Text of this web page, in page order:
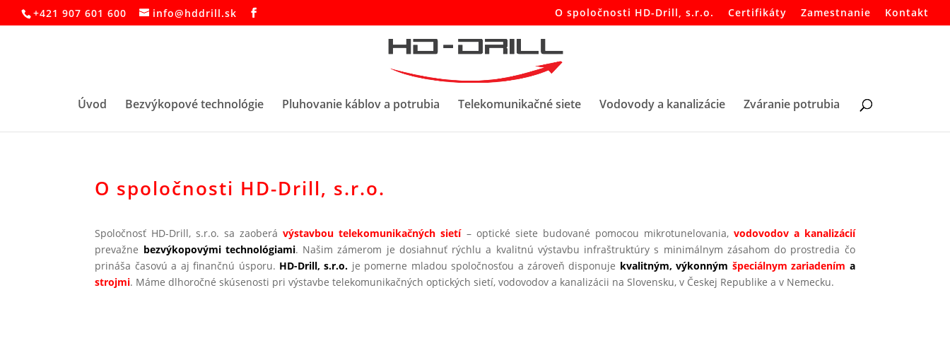
+421 907 601 600 info@hddrill.sk O spoločnosti HD-Drill, s.r.o. Certifikáty Zamestnanie Kontakt
Úvod Bezvýkopové technológie Pluhovanie káblov a potrubia Telekomunikačné siete Vodovody a kanalizácie Zváranie potrubia
O spoločnosti HD-Drill, s.r.o.
Spoločnosť HD-Drill, s.r.o. sa zaoberávýstavbou telekomunikačných sietí– optické siete budované pomocou mikrotunelovania, vodovodov a kanalizácií
prevažne bezvýkopovými technológiami. Našim zámerom je dosiahnuť rýchlu a kvalitnú výstavbu infraštruktúry s minimálnym zásahom do prostredia čo
prináša časovú a aj finančnú úsporu. HD-Drill, s.r.o. je pomerne mladou spoločnosťou a zároveň disponuje kvalitným, výkonným špeciálnym zariadením a
strojmi. Máme dlhoročné skúsenosti pri výstavbe telekomunikačných optických sietí, vodovodov a kanalizácii na Slovensku, v Českej Republike a v Nemecku.